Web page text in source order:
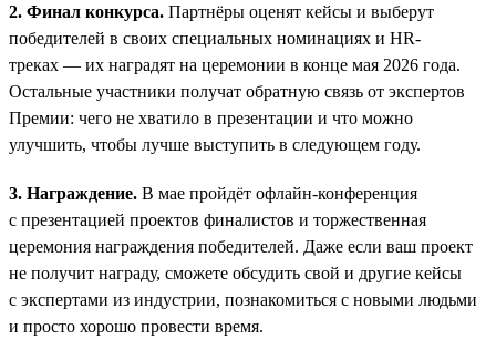
2. Финал конкурса. Партнёры оценят кейсы и выберут
победителей в своих специальных номинациях и HR-
треках — их наградят на церемонии в конце мая 2026 года.
Остальные участники получат обратную связь от экспертов
Премии: чего не хватило в презентации и что можно
улучшить, чтобы лучше выступить в следующем году.
3. Награждение. В мае пройдёт офлайн-конференция
с презентацией проектов финалистов и торжественная
церемония награждения победителей. Даже если ваш проект
не получит награду, сможете обсудить свой и другие кейсы
с экспертами из индустрии, познакомиться с новыми людьми
и просто хорошо провести время.